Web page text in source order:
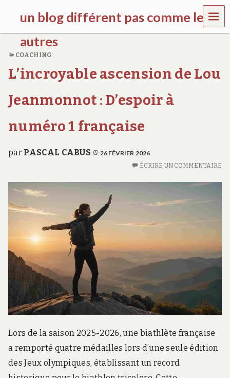
un blog différent pas comme les
autres
d
c
h
d
e
r
MEN
U
COACHING
L’incroyable ascension de Lou
Jeanmonnot : D’espoir à
numéro 1 française
par PASCAL CABUS 26 FÉVRIER 2026
ÉCRIRE UN COMMENTAIRE
Lors de la saison 2025-2026, une biathlète française
a remporté quatre médailles lors d’une seule édition
des Jeux olympiques, établissant un record